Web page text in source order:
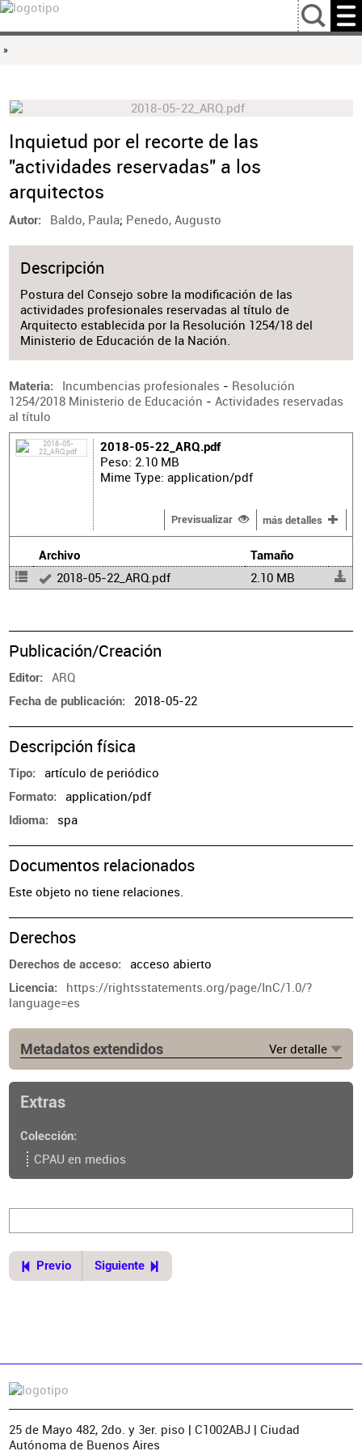
…
»
Inquietud por el recorte de las
"actividades reservadas" a los
arquitectos
Autor Baldo, Paula; Penedo, Augusto
Descripción
Postura del Consejo sobre la modificación de las
actividades profesionales reservadas al título de
Arquitecto establecida por la Resolución 1254/18 del
Ministerio de Educación de la Nación.
Materia Incumbencias profesionales - Resolución
1254/2018 Ministerio de Educación - Actividades reservadas
al título
2018-05-22_ARQ.pdf
Peso: 2.10 MB
Mime Type: application/pdf
Previsualizar más detalles
Archivo Tamaño
2018-05-22_ARQ.pdf 2.10 MB
Publicación/Creación
Editor ARQ
Fecha de publicación 2018-05-22
Descripción física
Tipo artículo de periódico
Formato application/pdf
Idioma spa
Documentos relacionados
Este objeto no tiene relaciones.
Derechos
Derechos de acceso acceso abierto
Licencia
https://rightsstatements.org/page/InC/1.0/?
language=es
Metadatos extendidos Ver detalle
https://www.clarin.com/arq/inquietud-recorte-
actividades-reservadas-
Extras
Colección
CPAU en medios
Previo Siguiente
25 de Mayo 482, 2do. y 3er. piso | C1002ABJ | Ciudad
Autónoma de Buenos Aires